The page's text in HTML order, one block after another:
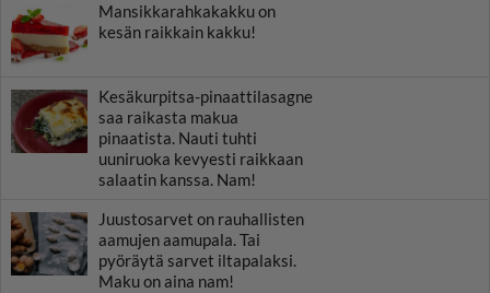
Mansikkarahkakakku on
kesän raikkain kakku!
Kesäkurpitsa-pinaattilasagne
saa raikasta makua
pinaatista. Nauti tuhti
uuniruoka kevyesti raikkaan
salaatin kanssa. Nam!
Juustosarvet on rauhallisten
aamujen aamupala. Tai
pyöräytä sarvet iltapalaksi.
Maku on aina nam!